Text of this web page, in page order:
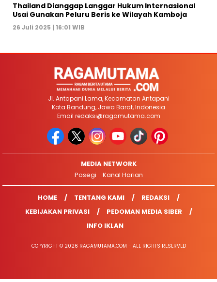
Thailand Dianggap Langgar Hukum Internasional
Usai Gunakan Peluru Beris ke Wilayah Kamboja
26 Juli 2025 | 16:01 WIB
Jl. Antapani Lama, Kecamatan Antapani
Kota Bandung, Jawa Barat, Indonesia
Email redaksi@ragamutama.com
MEDIA NETWORK
Posegi
Kanal Harian
HOME TENTANG KAMI
REDAKSI
KEBIJAKAN PRIVASI
PEDOMAN MEDIA SIBER
INFO IKLAN
COPYRIGHT © 2026 RAGAMUTAMA.COM - ALL RIGHTS RESERVED